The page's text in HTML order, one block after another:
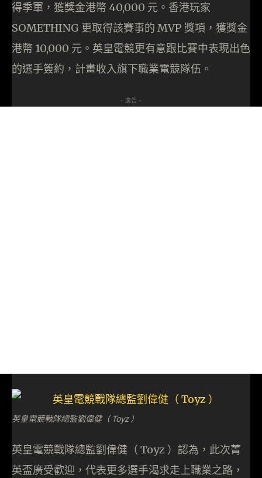
得季軍，獲獎金港幣 40,000 元。香港玩家
SOMETHING 更取得該賽事的 MVP 獎項，獲獎金
港幣 10,000 元。英皇電競更有意跟比賽中表現出色
的選手簽約，計畫收入旗下職業電競隊伍。
- 廣告 -
英皇電競戰隊總監劉偉健（ Toyz ）
英皇電競戰隊總監劉偉健（ Toyz ）認為，此次菁
英盃廣受歡迎，代表更多選手渴求走上職業之路，